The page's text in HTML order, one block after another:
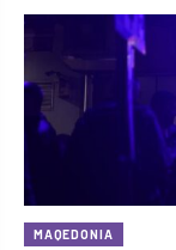
MAQEDONIA